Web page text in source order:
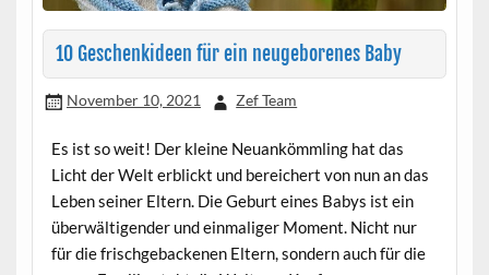
10 Geschenkideen für ein neugeborenes Baby
November 10, 2021 Zef Team
Es ist so weit! Der kleine Neuankömmling hat das
Licht der Welt erblickt und bereichert von nun an das
Leben seiner Eltern. Die Geburt eines Babys ist ein
überwältigender und einmaliger Moment. Nicht nur
für die frischgebackenen Eltern, sondern auch für die